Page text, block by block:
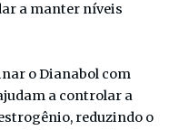
a manter níveis
o Dianabol com
a controlar a
reduzindo o